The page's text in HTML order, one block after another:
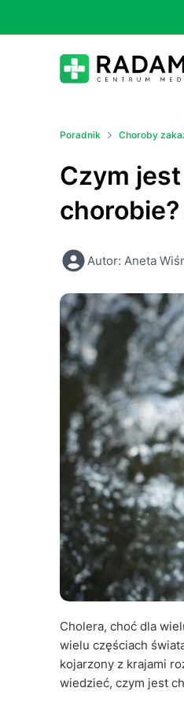
Poradnik Choroby
Czym
Autor: Aneta
Cholera, choć dla
wielu częściach
kojarzony z krajami
wiedzieć, czym jest